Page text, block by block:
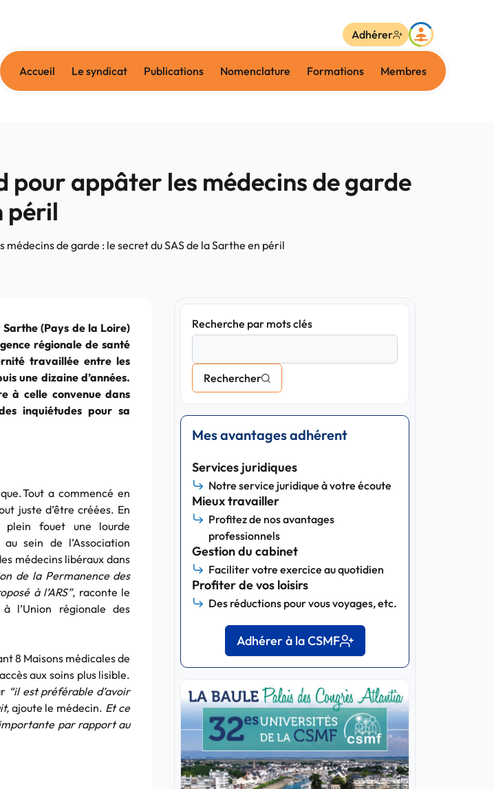
Accueil Le syndicat Publications Nomenclature Formations Membres
Adhérer
pour appâter les médecins de garde
péril
de garde : le secret du SAS de la Sarthe en péril
Sarthe (Pays de la Loire)
régionale de santé
travaillée entre les
une dizaine d’années.
à celle convenue dans
inquiétudes pour sa
Tout a commencé en
juste d’être créées. En
plein fouet une lourde
sein de l’Association
médecins libéraux dans
de la Permanence des
à l’ARS”, raconte le
l’Union régionale des
8 Maisons médicales de
aux soins plus lisible.
“il est préférable d’avoir
ajoute le médecin. Et ce
par rapport au
Recherche par mots clés
Rechercher
Mes avantages adhérent
Services juridiques
Notre service juridique à votre écoute
Mieux travailler
Profitez de nos avantages
professionnels
Gestion du cabinet
Faciliter votre exercice au quotidien
Profiter de vos loisirs
Des réductions pour vous voyages, etc.
Adhérer à la CSMF